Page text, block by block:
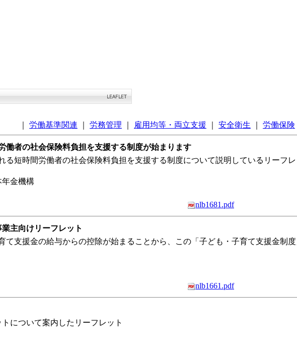
労働基準関連 労務管理 雇用均等・両立支援 安全衛生 労働保険
働者の社会保険料負担を支援する制度が始まります
る短時間労働者の社会保険料負担を支援する制度について説明しているリーフ
年金機構
nlb1681.pdf
主向けリーフレット
て支援金の給与からの控除が始まることから、この「子ども・子育て支援金制
nlb1661.pdf
について案内したリーフレット